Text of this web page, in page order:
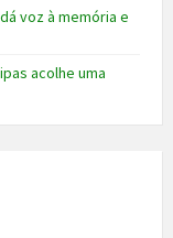
voz à memória e
acolhe uma